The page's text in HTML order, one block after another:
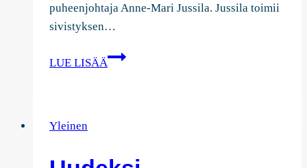
puheenjohtaja Anne-Mari Jussila. Jussila toimii
sivistyksen…
LUE LISÄÄ
Kokoomuksen
Yleinen